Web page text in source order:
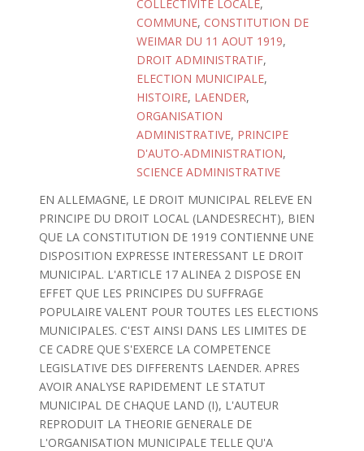
COLLECTIVITE LOCALE,
COMMUNE, CONSTITUTION DE
WEIMAR DU 11 AOUT 1919,
DROIT ADMINISTRATIF,
ELECTION MUNICIPALE,
HISTOIRE, LAENDER,
ORGANISATION
ADMINISTRATIVE, PRINCIPE
D'AUTO-ADMINISTRATION,
SCIENCE ADMINISTRATIVE
EN ALLEMAGNE, LE DROIT MUNICIPAL RELEVE EN
PRINCIPE DU DROIT LOCAL (LANDESRECHT), BIEN
QUE LA CONSTITUTION DE 1919 CONTIENNE UNE
DISPOSITION EXPRESSE INTERESSANT LE DROIT
MUNICIPAL. L'ARTICLE 17 ALINEA 2 DISPOSE EN
EFFET QUE LES PRINCIPES DU SUFFRAGE
POPULAIRE VALENT POUR TOUTES LES ELECTIONS
MUNICIPALES. C'EST AINSI DANS LES LIMITES DE
CE CADRE QUE S'EXERCE LA COMPETENCE
LEGISLATIVE DES DIFFERENTS LAENDER. APRES
AVOIR ANALYSE RAPIDEMENT LE STATUT
MUNICIPAL DE CHAQUE LAND (I), L'AUTEUR
REPRODUIT LA THEORIE GENERALE DE
L'ORGANISATION MUNICIPALE TELLE QU'A